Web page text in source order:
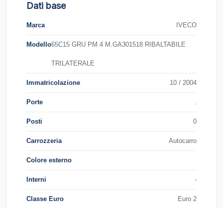
Dati base
Marca IVECO
Modello65C15 GRU PM 4 M.GA301518 RIBALTABILE
TRILATERALE
Immatricolazione 10 / 2004
Porte .
Posti 0
Carrozzeria Autocarro
Colore esterno
Interni -
Classe Euro Euro 2